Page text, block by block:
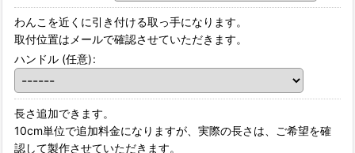
わんこを近くに引き付ける取っ手になります。
取付位置はメールで確認させていただきます。
ハンドル (任意):
長さ追加できます。
10cm単位で追加料金になりますが、実際の長さは、ご希望を確
認して製作させていただきます。